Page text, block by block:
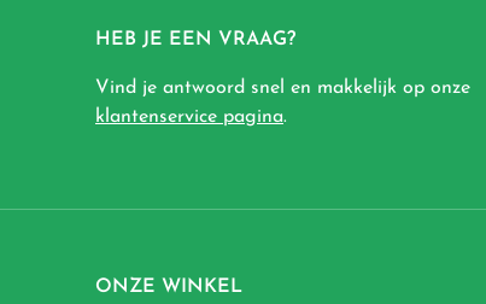
HEB JE EEN VRAAG?
Vind je antwoord snel en makkelijk op onze
klantenservice pagina.
ONZE WINKEL